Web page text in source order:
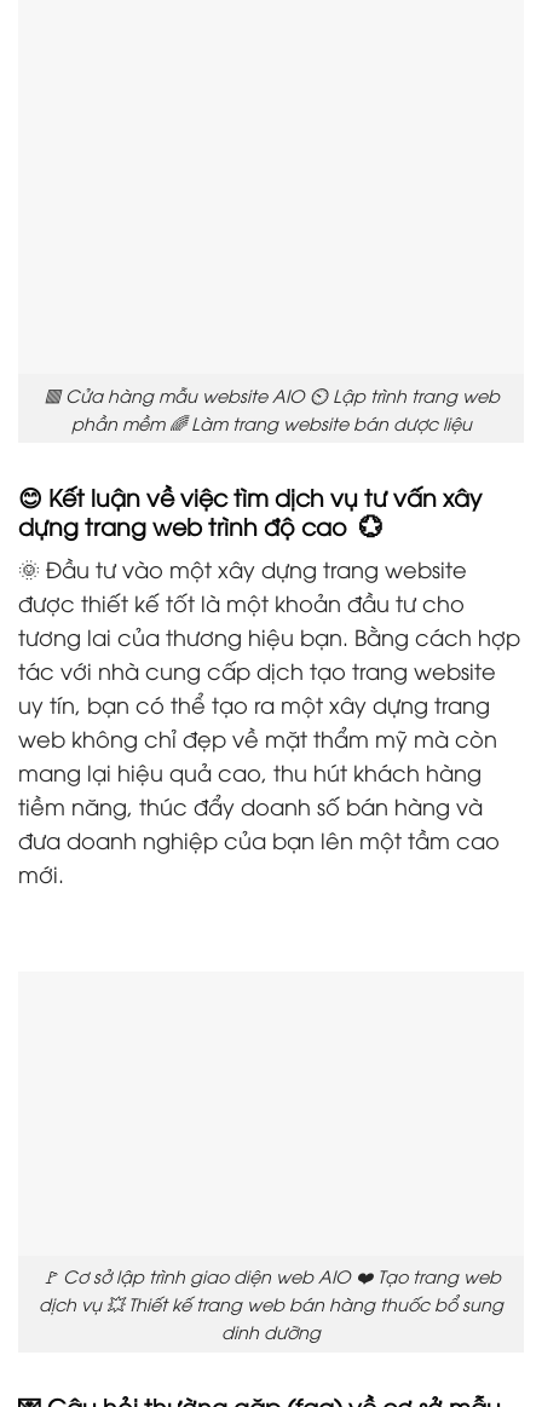
🟥 Cửa hàng mẫu website AIO ⏲️ Lập trình trang web
phần mềm 🌈 Làm trang website bán dược liệu
😊 Kết luận về việc tìm dịch vụ tư vấn xây
dựng trang web trình độ cao 💮
🌞 Đầu tư vào một xây dựng trang website
được thiết kế tốt là một khoản đầu tư cho
tương lai của thương hiệu bạn. Bằng cách hợp
tác với nhà cung cấp dịch tạo trang website
uy tín, bạn có thể tạo ra một xây dựng trang
web không chỉ đẹp về mặt thẩm mỹ mà còn
mang lại hiệu quả cao, thu hút khách hàng
tiềm năng, thúc đẩy doanh số bán hàng và
đưa doanh nghiệp của bạn lên một tầm cao
mới.
🚩 Cơ sở lập trình giao diện web AIO ❤️ Tạo trang web
dịch vụ 💥 Thiết kế trang web bán hàng thuốc bổ sung
dinh dưỡng